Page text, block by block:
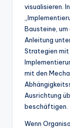
&
S
o
ft
w
visualisieren.
Bausteine,
Anleitung
Strategien
mit den
Ausrichtung
beschäftigen.
Wenn